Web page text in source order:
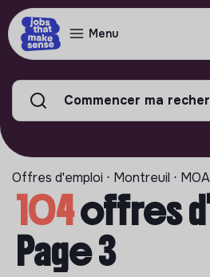
Menu
Commencer ma
Offres d'emploi ⋅ Montreuil ⋅
104offres
Page 3